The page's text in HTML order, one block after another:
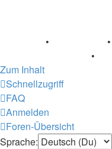
• •
•
Zum Inhalt
Schnellzugriff
FAQ
Anmelden
Foren-Übersicht
Sprache: